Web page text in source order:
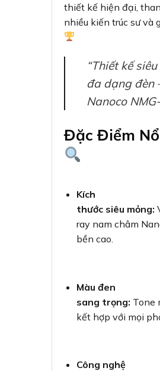
thiết kế hiện đại,
nhiều kiến trúc sư và
“Thiết kế
đa dạng đèn
Nanoco
Đặc Điểm
Kích
thước siêu mỏng:
ray nam châm
bền cao.
Màu đen
sang trọng: Tone
kết hợp với mọi
Công nghệ